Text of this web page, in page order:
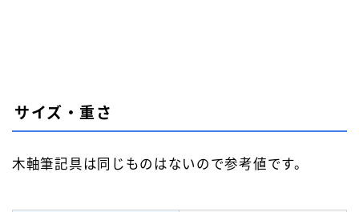
サイズ・重さ
木軸筆記具は同じものはないので参考値です。